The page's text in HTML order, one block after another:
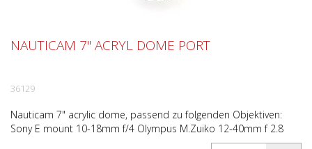
NAUTICAM 7" ACRYL DOME PORT
36129
Nauticam 7" acrylic dome, passend zu folgenden Objektiven:
Sony E mount 10-18mm f/4 Olympus M.Zuiko 12-40mm f 2.8